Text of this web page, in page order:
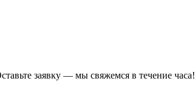
заявку — мы свяжемся в течение часа!